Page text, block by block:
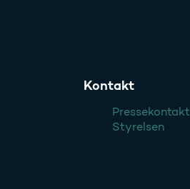
Kontakt
Pressekontakt
Styrelsen